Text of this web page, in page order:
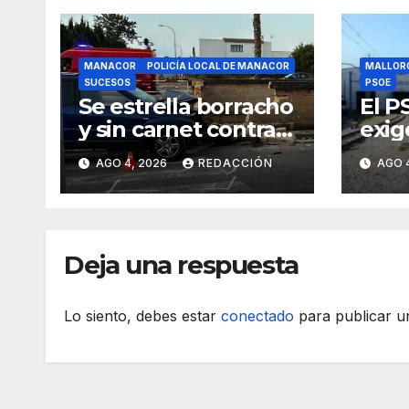
MANACOR
POLICÍA LOCAL DE MANACOR
SUCESOS
Se estrella borracho
y sin carnet contra
un muro en la
ronda del Port de
Manacor y lo
AGO 4, 2026 REDACCIÓN
PSOE
El
en
AGO
Deja una respuesta
Lo siento, debes estar conectado para publicar